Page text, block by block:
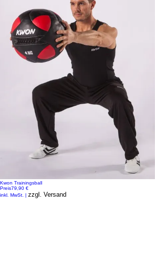
Kwon Trainingsball
Preis79,90 €
inkl. MwSt. | zzgl. Versand